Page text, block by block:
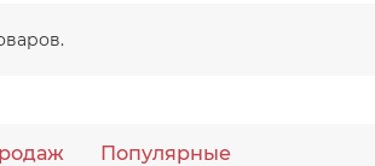
Популярные